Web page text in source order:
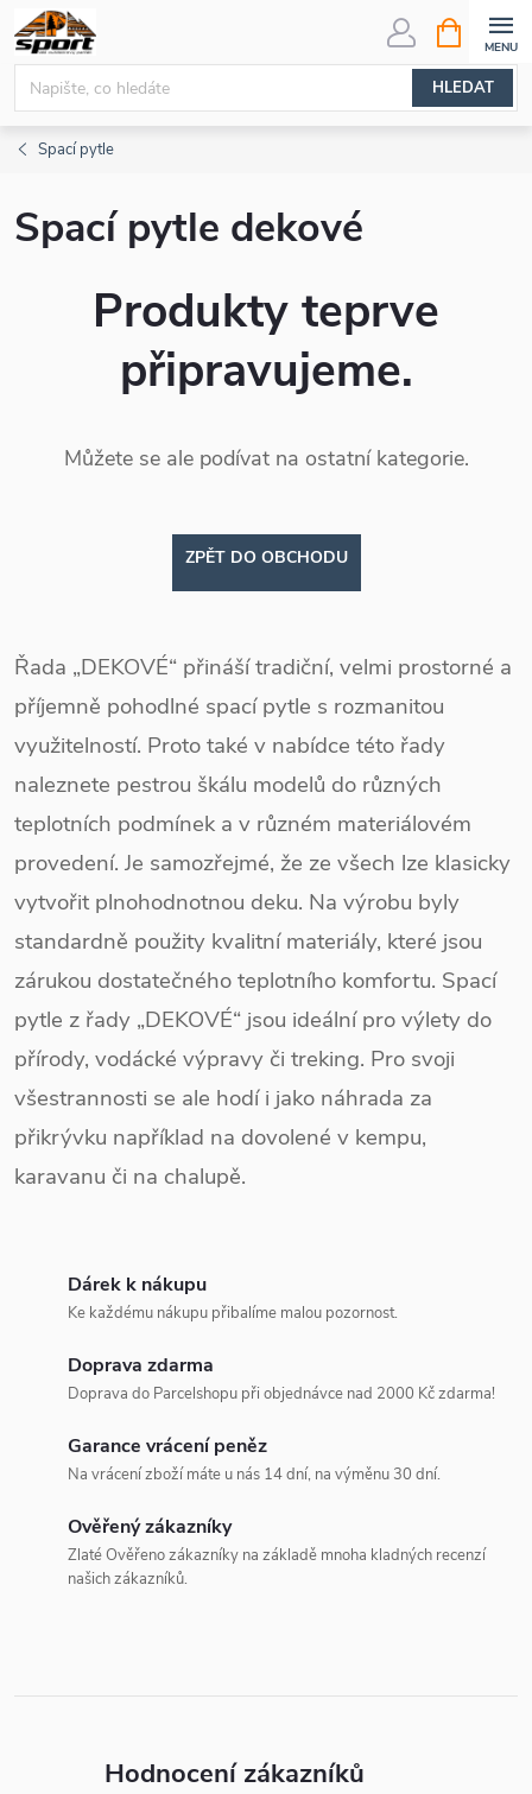
Přejít
na
obsah
HLEDAT
NÁKUPNÍ
KOŠÍK
Spací pytle
Spací pytle dekové
Produkty teprve
připravujeme.
Můžete se ale podívat na ostatní kategorie.
ZPĚT DO OBCHODU
Řada „DEKOVÉ“ přináší tradiční, velmi prostorné a
příjemně pohodlné spací pytle s rozmanitou
využitelností. Proto také v nabídce této řady
naleznete pestrou škálu modelů do různých
teplotních podmínek a v různém materiálovém
provedení. Je samozřejmé, že ze všech lze klasicky
vytvořit plnohodnotnou deku. Na výrobu byly
standardně použity kvalitní materiály, které jsou
zárukou dostatečného teplotního komfortu. Spací
pytle z řady „DEKOVÉ“ jsou ideální pro výlety do
přírody, vodácké výpravy či treking. Pro svoji
všestrannosti se ale hodí i jako náhrada za
přikrývku například na dovolené v kempu,
karavanu či na chalupě.
Dárek k nákupu
Ke každému nákupu přibalíme malou pozornost.
Doprava zdarma
Doprava do Parcelshopu při objednávce nad 2000 Kč zdarma!
Garance vrácení peněz
Na vrácení zboží máte u nás 14 dní, na výměnu 30 dní.
Ověřený zákazníky
Zlaté Ověřeno zákazníky na základě mnoha kladných recenzí
našich zákazníků.
Hodnocení zákazníků